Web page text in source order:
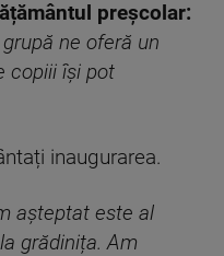
preșcolar:
ne oferă un
copiii își pot
inaugurarea.
așteptat este al
grădinița. Am